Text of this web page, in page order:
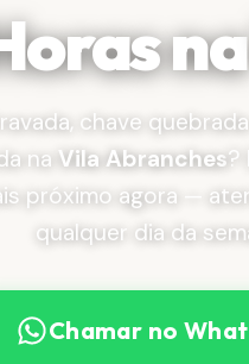
chave
na Vila Abranches?
próximo agora —
qualquer dia da
Chamar no